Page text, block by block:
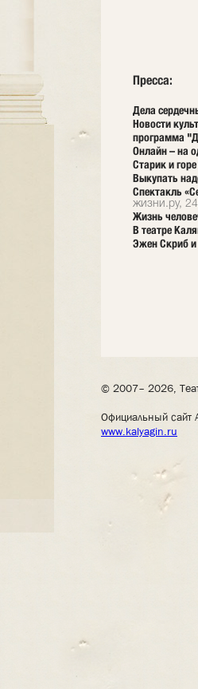
Пресса:
Дела
Новости
программа
Онлайн – на
Старик и горе
Выкупать
Спектакль
жизни.ру,
Жизнь
В театре
Эжен Скриб и
© 2007– 2026,
Официальный сайт
www.kalyagin.ru